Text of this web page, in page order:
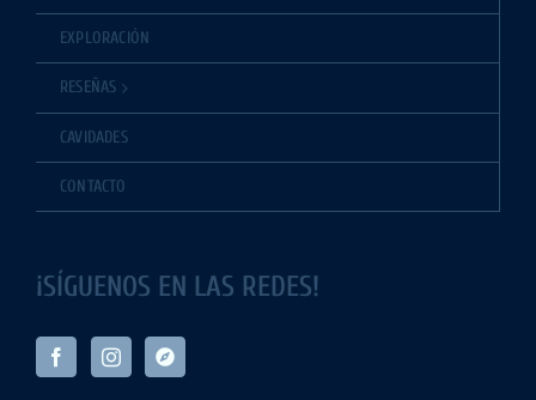
EXPLORACIÓN
RESEÑAS
CAVIDADES
CONTACTO
¡SÍGUENOS EN LAS REDES!